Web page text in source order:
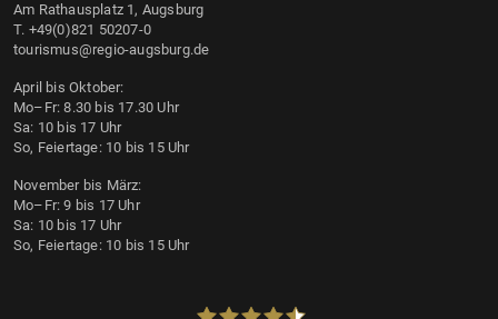
Am Rathausplatz 1, Augsburg
T. +49(0)821 50207-0
tourismus@regio-augsburg.de
April bis Oktober:
Mo–Fr: 8.30 bis 17.30 Uhr
Sa: 10 bis 17 Uhr
So, Feiertage: 10 bis 15 Uhr
November bis März:
Mo–Fr: 9 bis 17 Uhr
Sa: 10 bis 17 Uhr
So, Feiertage: 10 bis 15 Uhr